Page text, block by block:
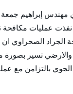
مهندس إبراهيم جمعة
نفذت عمليات
الجراد الصحراوي
تسير بصورة
بالتزامن مع